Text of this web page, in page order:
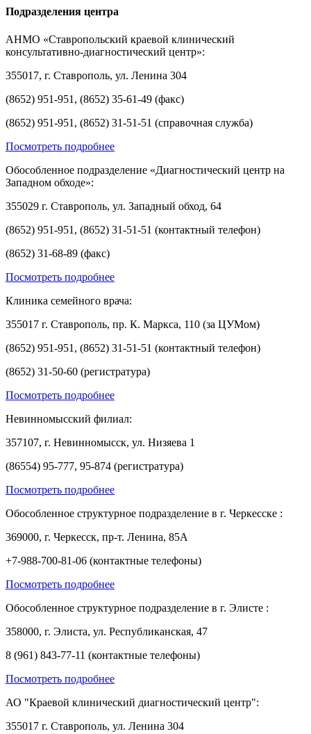
Подразделения центра
АНМО «Ставропольский краевой клинический
консультативно-диагностический центр»:
355017, г. Ставрополь, ул. Ленина 304
(8652) 951-951, (8652) 35-61-49 (факс)
(8652) 951-951, (8652) 31-51-51 (справочная служба)
Посмотреть подробнее
Обособленное подразделение «Диагностический центр на
Западном обходе»:
355029 г. Ставрополь, ул. Западный обход, 64
(8652) 951-951, (8652) 31-51-51 (контактный телефон)
(8652) 31-68-89 (факс)
Посмотреть подробнее
Клиника семейного врача:
355017 г. Ставрополь, пр. К. Маркса, 110 (за ЦУМом)
(8652) 951-951, (8652) 31-51-51 (контактный телефон)
(8652) 31-50-60 (регистратура)
Посмотреть подробнее
Невинномысский филиал:
357107, г. Невинномысск, ул. Низяева 1
(86554) 95-777, 95-874 (регистратура)
Посмотреть подробнее
Обособленное структурное подразделение в г. Черкесске :
369000, г. Черкесск, пр-т. Ленина, 85А
+7-988-700-81-06 (контактные телефоны)
Посмотреть подробнее
Обособленное структурное подразделение в г. Элисте :
358000, г. Элиста, ул. Республиканская, 47
8 (961) 843-77-11 (контактные телефоны)
Посмотреть подробнее
АО "Краевой клинический диагностический центр":
355017 г. Ставрополь, ул. Ленина 304